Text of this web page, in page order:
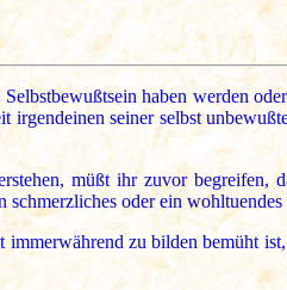
haben werden
irgendeinen seiner selbst
müßt ihr zuvor begreifen,
schmerzliches oder ein wohltuendes
immerwährend zu bilden bemüht